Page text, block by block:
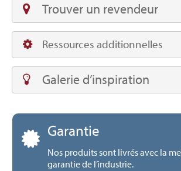
Trouver un revendeur
Ressources additionnelles
Galerie d’inspiration
Garantie
Nos produits sont livrés avec la
garantie de l’industrie.